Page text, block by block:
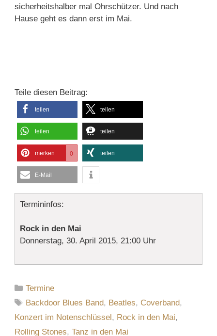
sicherheitshalber mal Ohrschützer. Und nach
Hause geht es dann erst im Mai.
Teile diesen Beitrag:
teilen teilen
teilen teilen
merken 0 teilen
E-Mail
Termininfos:
Rock in den Mai
Donnerstag, 30. April 2015, 21:00 Uhr
Kategorien
Termine
Schlagwörter
Backdoor Blues Band, Beatles, Coverband,
Konzert im Notenschlüssel, Rock in den Mai,
Rolling Stones, Tanz in den Mai